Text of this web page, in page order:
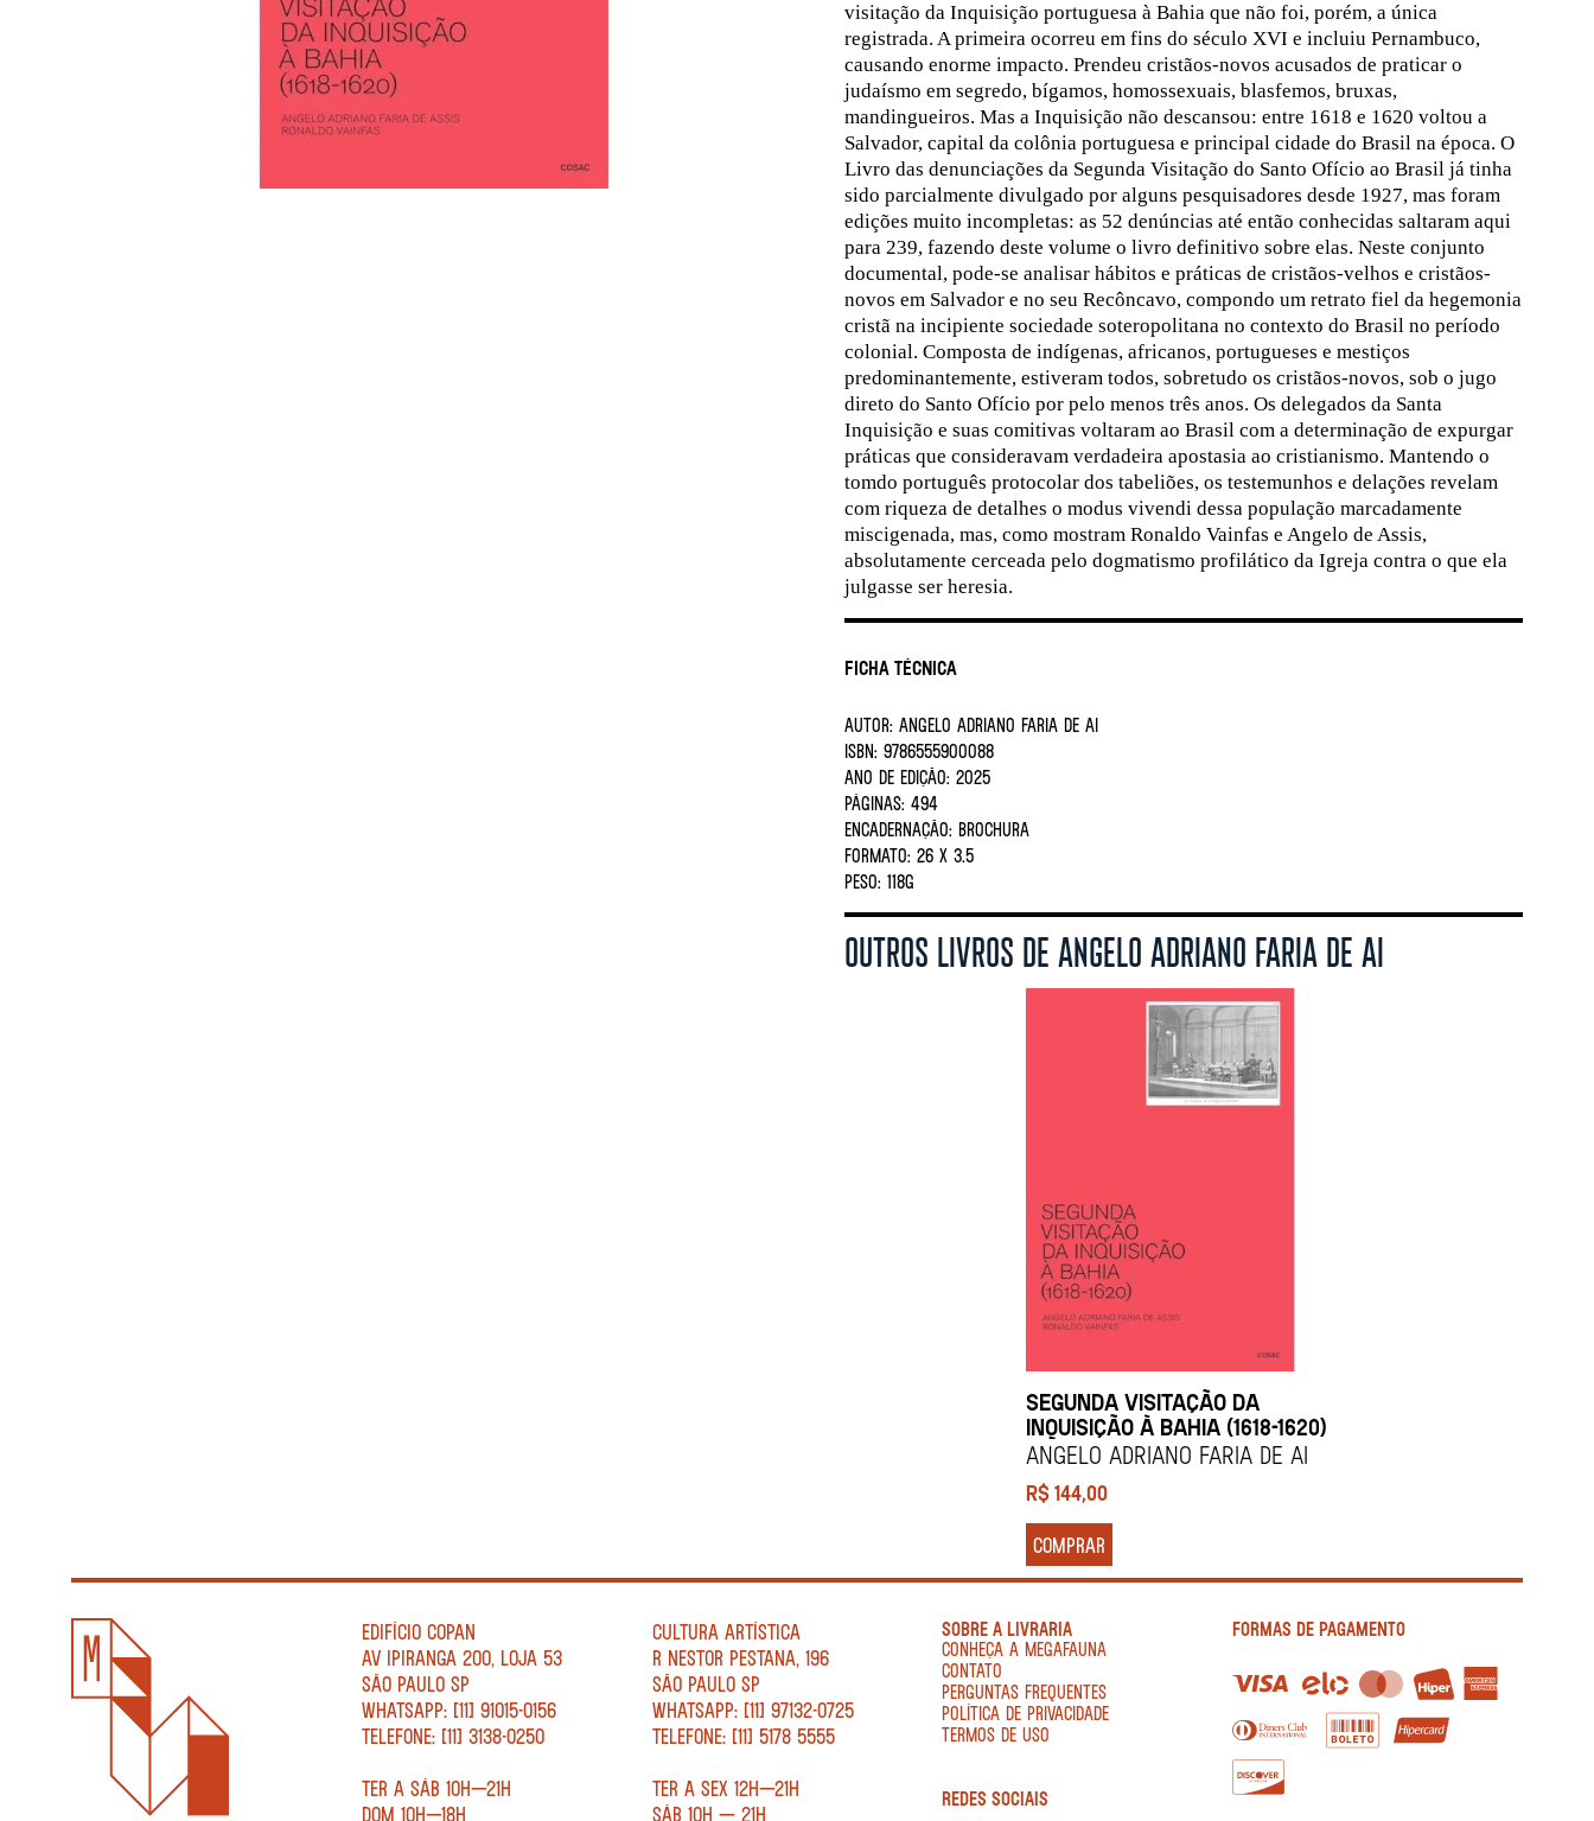
Ficha Técnica
AUTOR: Angelo Adriano Faria de Ai
ISBN: 9786555900088
ANO DE EDIÇÃO: 2025
PÁGINAS: 494
ENCADERNAÇÃO: BROCHURA
FORMATO: 26 X 3.5
PESO: 118G
visitação da Inquisição portuguesa à Bahia que não foi, porém, a única
registrada. A primeira ocorreu em fins do século XVI e incluiu Pernambuco,
causando enorme impacto. Prendeu cristãos-novos acusados de praticar o
judaísmo em segredo, bígamos, homossexuais, blasfemos, bruxas,
mandingueiros. Mas a Inquisição não descansou: entre 1618 e 1620 voltou a
Salvador, capital da colônia portuguesa e principal cidade do Brasil na época. O
Livro das denunciações da Segunda Visitação do Santo Ofício ao Brasil já tinha
sido parcialmente divulgado por alguns pesquisadores desde 1927, mas foram
edições muito incompletas: as 52 denúncias até então conhecidas saltaram aqui
para 239, fazendo deste volume o livro definitivo sobre elas. Neste conjunto
documental, pode-se analisar hábitos e práticas de cristãos-velhos e cristãos-
novos em Salvador e no seu Recôncavo, compondo um retrato fiel da hegemonia
cristã na incipiente sociedade soteropolitana no contexto do Brasil no período
colonial. Composta de indígenas, africanos, portugueses e mestiços
predominantemente, estiveram todos, sobretudo os cristãos-novos, sob o jugo
direto do Santo Ofício por pelo menos três anos. Os delegados da Santa
Inquisição e suas comitivas voltaram ao Brasil com a determinação de expurgar
práticas que consideravam verdadeira apostasia ao cristianismo. Mantendo o
tomdo português protocolar dos tabeliões, os testemunhos e delações revelam
com riqueza de detalhes o modus vivendi dessa população marcadamente
miscigenada, mas, como mostram Ronaldo Vainfas e Angelo de Assis,
absolutamente cerceada pelo dogmatismo profilático da Igreja contra o que ela
julgasse ser heresia.
OUTROS LIVROS DE ANGELO ADRIANO FARIA DE AI
SEGUNDA VISITAÇÃO DA
INQUISIÇÃO À BAHIA (1618-1620)
Angelo Adriano Faria de Ai
R$144,00
COMPRAR
EDIFÍCIO COPAN
AV IPIRANGA 200, LOJA 53
SÃO PAULO SP
WHATSAPP: [11] 91015-0156
TELEFONE: [11] 3138-0250
TER A SÁB 10H—21H
DOM 10H—18H
CULTURA ARTÍSTICA
R NESTOR PESTANA, 196
SÃO PAULO SP
WHATSAPP: [11] 97132-0725
TELEFONE: [11] 5178 5555
TER A SEX 12H—21H
SÁB 10H — 21H
SOBRE A LIVRARIA
CONHEÇA A MEGAFAUNA
CONTATO
PERGUNTAS FREQUENTES
POLÍTICA DE PRIVACIDADE
TERMOS DE USO
REDES SOCIAIS
FORMAS DE PAGAMENTO